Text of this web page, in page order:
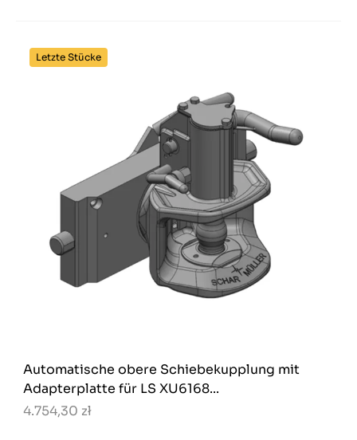
Letzte Stücke
Automatische obere Schiebekupplung mit
Adapterplatte für LS XU6168...
4.754,30 zł